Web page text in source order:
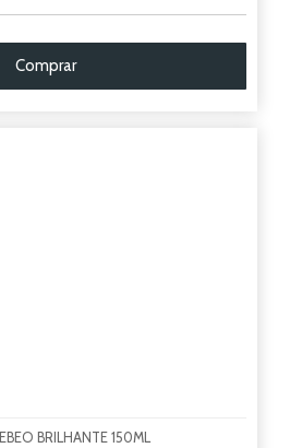
Comprar
BRILHANTE 150ML